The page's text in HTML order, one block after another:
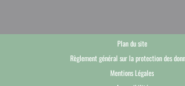
Plan du site
Règlement général sur la protection des
Mentions Légales